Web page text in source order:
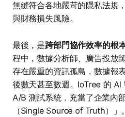
無縫符合各地嚴苛的隱私法規
與財務損失風險。
最後，是跨部門協作效率的根
程中，數據分析師、廣告投放
存在嚴重的資訊孤島，數據報
後數天甚至數週。IoTree 的 AI
A/B 測試系統，充當了企業內
（Single Source of Truth）